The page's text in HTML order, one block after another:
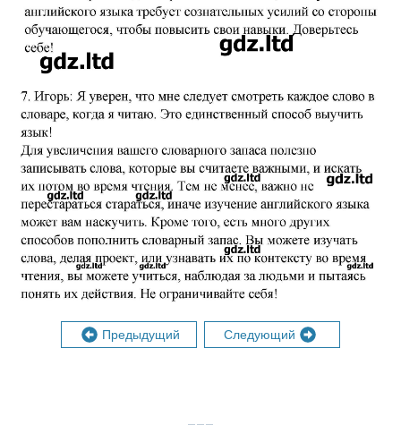
Предыдущий Следующий